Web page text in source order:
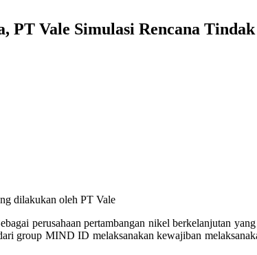
PT Vale Simulasi Rencana
dilakukan oleh PT Vale
perusahaan pertambangan nikel berkelanjutan
group MIND ID melaksanakan kewajiban